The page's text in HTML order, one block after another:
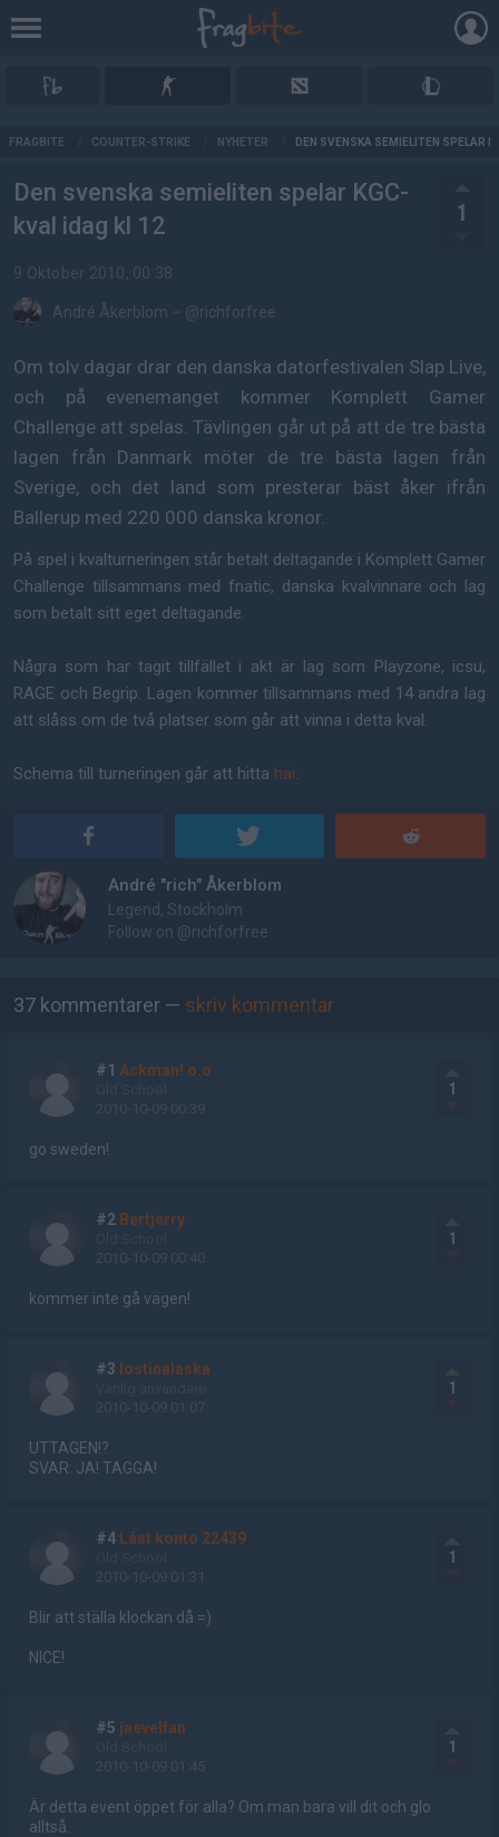
FRAGBITE COUNTER-STRIKE NYHETER DEN SVENSKA SEMIELITEN SPELAR
Den svenska semieliten spelar KGC-
kval idag kl 12
9 Oktober 2010, 00:38
André Åkerblom @richforfree
1
Om tolv dagar drar den danska datorfestivalen Slap Live,
och på evenemanget kommer Komplett Gamer
Challenge att spelas. Tävlingen går ut på att de tre bästa
lagen från Danmark möter de tre bästa lagen från
Sverige, och det land som presterar bäst åker ifrån
Ballerup med 220 000 danska kronor.
På spel i kvalturneringen står betalt deltagande i Komplett Gamer
Challenge tillsammans med fnatic, danska kvalvinnare och lag
som betalt sitt eget deltagande.
Några som har tagit tillfället i akt är lag som Playzone, icsu,
RAGE och Begrip. Lagen kommer tillsammans med 14 andra lag
att slåss om de två platser som går att vinna i detta kval.
Schema till turneringen går att hitta här.
André "rich" Åkerblom
Legend, Stockholm
Follow on @richforfree
37 kommentarer — skriv kommentar
#1 Ackman! o.o
2010-10-09 00:39
1
go sweden!
#2 Bertjerry
2010-10-09 00:40
1
kommer inte gå vägen!
#3 lostinalaska
2010-10-09 01:07
1
UTTAGEN!?
SVAR: JA! TAGGA!
#4 Låst konto 22439
2010-10-09 01:31
1
Blir att ställa klockan då =)
NICE!
#5 jaevelfan
2010-10-09 01:45
1
Är detta event öppet för alla? Om man bara vill dit och glo
alltså.